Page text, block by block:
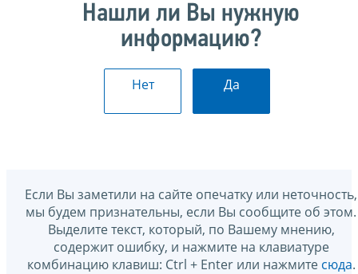
Нашли ли Вы нужную
информацию?
Нет Да
Если Вы заметили на сайте опечатку или неточность,
мы будем признательны, если Вы сообщите об этом.
Выделите текст, который, по Вашему мнению,
содержит ошибку, и нажмите на клавиатуре
комбинацию клавиш: Ctrl + Enter или нажмите сюда.